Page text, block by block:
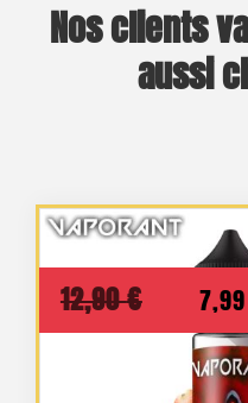
Nos clients
aussi
12,90€
Le
prix
7,99